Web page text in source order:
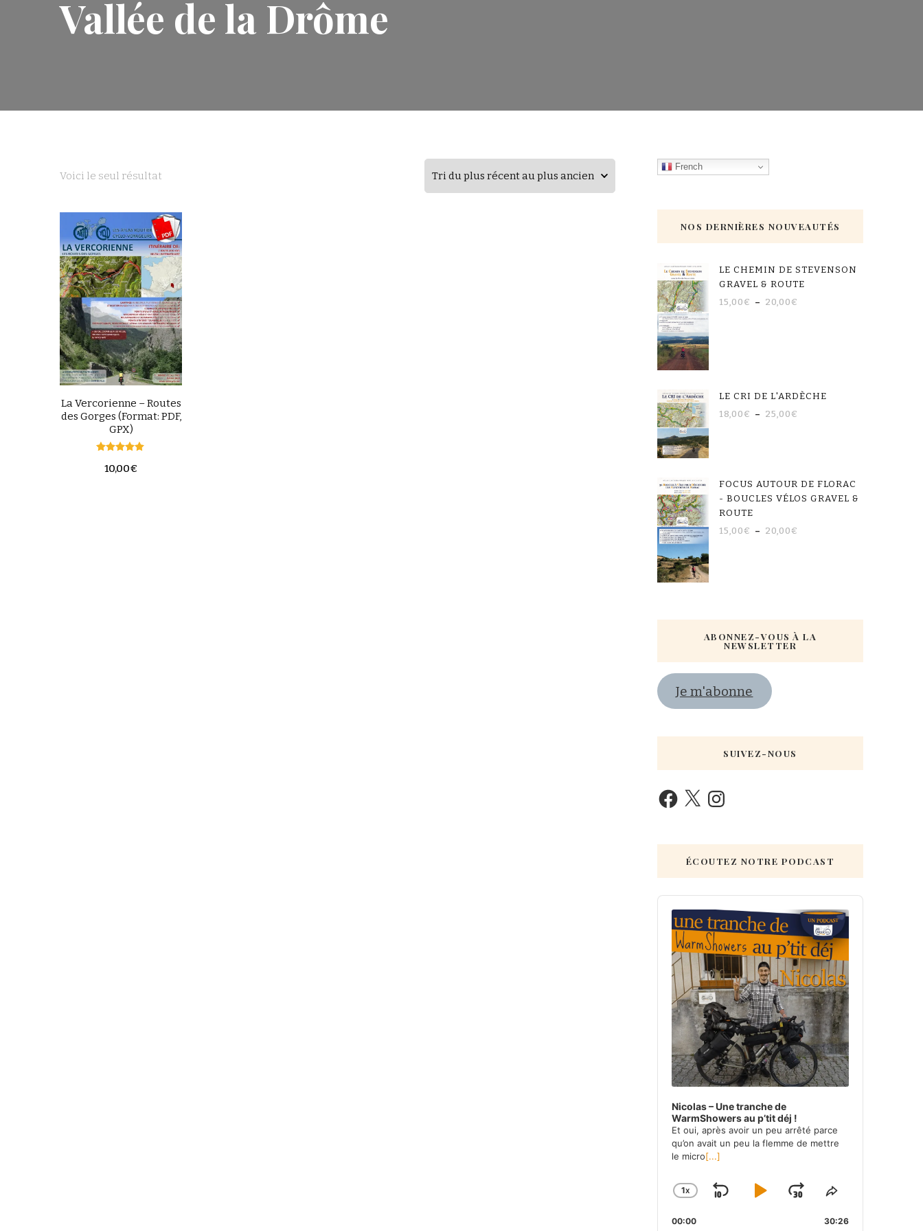
Vallée de la Drôme
Voici le seul résultat
La Vercorienne – Routes
des Gorges (Format: PDF,
GPX)
5.00
10,00€
French
NOS DERNIÈRES NOUVEAUTÉS
LE CHEMIN DE STEVENSON
GRAVEL & ROUTE
15,00€ – 20,00€
LE CRI DE L'ARDÈCHE
18,00€ – 25,00€
FOCUS AUTOUR DE FLORAC
- BOUCLES VÉLOS GRAVEL &
ROUTE
15,00€ – 20,00€
ABONNEZ-VOUS À LA
NEWSLETTER
Je m'abonne
SUIVEZ-NOUS
ÉCOUTEZ NOTRE PODCAST
Audio
Player
Nicolas – Une tranche de
WarmShowers au p’tit déj !
Et oui, après avoir un peu arrêté parce
qu’on avait un peu la flemme de mettre
le micro[...]
CHANGE
RATE
1X
SKIP
BACKWARD
PLAY
PAUSE
JUMP
FORWARD
SHARE
EPISODE
00:00 30:26